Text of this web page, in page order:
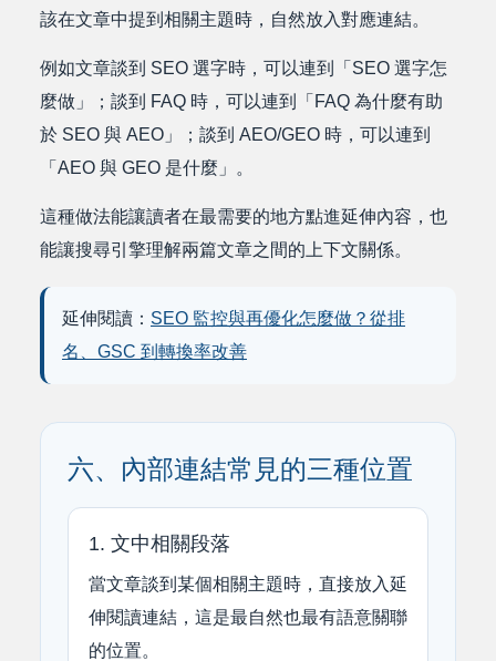
該在文章中提到相關主題時，自然放入對應連結。
例如文章談到 SEO 選字時，可以連到「SEO 選字怎
麼做」；談到 FAQ 時，可以連到「FAQ 為什麼有助
於 SEO 與 AEO」；談到 AEO/GEO 時，可以連到
「AEO 與 GEO 是什麼」。
這種做法能讓讀者在最需要的地方點進延伸內容，也
能讓搜尋引擎理解兩篇文章之間的上下文關係。
延伸閱讀： SEO 監控與再優化怎麼做？從排
名、GSC 到轉換率改善
六、內部連結常見的三種位置
1. 文中相關段落
當文章談到某個相關主題時，直接放入延
伸閱讀連結，這是最自然也最有語意關聯
的位置。